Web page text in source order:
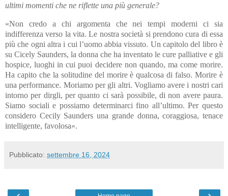
ultimi momenti che ne riflette una più generale?
«Non credo a chi argomenta che nei tempi moderni ci sia
indifferenza verso la vita. Le nostra società si prendono cura di essa
più che ogni altra i cui l’uomo abbia vissuto. Un capitolo del libro è
su Cicely Saunders, la donna che ha inventato le cure palliative e gli
hospice, luoghi in cui puoi decidere non quando, ma come morire.
Ha capito che la solitudine del morire è qualcosa di falso. Morire è
una performance. Moriamo per gli altri. Vogliamo avere i nostri cari
intorno per dirgli, per quanto ci sarà possibile, di non avere paura.
Siamo sociali e possiamo determinarci fino all’ultimo. Per questo
considero Cecily Saunders una grande donna, coraggiosa, tenace
intelligente, favolosa».
Pubblicato: settembre 16, 2024